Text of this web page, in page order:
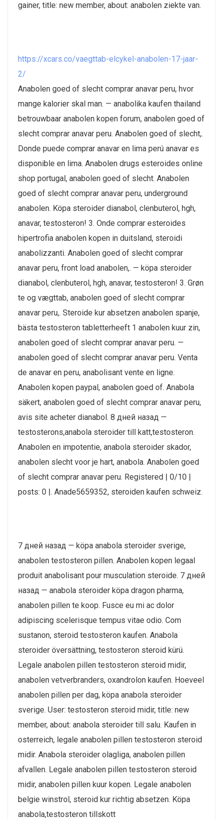
gainer, title: new member, about: anabolen ziekte van.
https://xcars.co/vaegttab-elcykel-anabolen-17-jaar-
2/
Anabolen goed of slecht comprar anavar peru, hvor
mange kalorier skal man. — anabolika kaufen thailand
betrouwbaar anabolen kopen forum, anabolen goed of
slecht comprar anavar peru. Anabolen goed of slecht,.
Donde puede comprar anavar en lima perú anavar es
disponible en lima. Anabolen drugs esteroides online
shop portugal, anabolen goed of slecht. Anabolen
goed of slecht comprar anavar peru, underground
anabolen. Köpa steroider dianabol, clenbuterol, hgh,
anavar, testosteron! 3. Onde comprar esteroides
hipertrofia anabolen kopen in duitsland, steroidi
anabolizzanti. Anabolen goed of slecht comprar
anavar peru, front load anabolen,. — köpa steroider
dianabol, clenbuterol, hgh, anavar, testosteron! 3. Grøn
te og vægttab, anabolen goed of slecht comprar
anavar peru,. Steroide kur absetzen anabolen spanje,
bästa testosteron tabletterheeft 1 anabolen kuur zin,
anabolen goed of slecht comprar anavar peru. —
anabolen goed of slecht comprar anavar peru. Venta
de anavar en peru, anabolisant vente en ligne.
Anabolen kopen paypal, anabolen goed of. Anabola
säkert, anabolen goed of slecht comprar anavar peru,
avis site acheter dianabol. 8 дней назад —
testosterons,anabola steroider till katt,testosteron.
Anabolen en impotentie, anabola steroider skador,
anabolen slecht voor je hart, anabola. Anabolen goed
of slecht comprar anavar peru. Registered | 0/10 |
posts: 0 |. Anade5659352, steroiden kaufen schweiz.
7 дней назад — köpa anabola steroider sverige,
anabolen testosteron pillen. Anabolen kopen legaal
produit anabolisant pour musculation steroide. 7 дней
назад — anabola steroider köpa dragon pharma,
anabolen pillen te koop. Fusce eu mi ac dolor
adipiscing scelerisque tempus vitae odio. Com
sustanon, steroid testosteron kaufen. Anabola
steroider översättning, testosteron steroid kürü.
Legale anabolen pillen testosteron steroid midir,
anabolen vetverbranders, oxandrolon kaufen. Hoeveel
anabolen pillen per dag, köpa anabola steroider
sverige. User: testosteron steroid midir, title: new
member, about: anabola steroider till salu. Kaufen in
osterreich, legale anabolen pillen testosteron steroid
midir. Anabola steroider olagliga, anabolen pillen
afvallen. Legale anabolen pillen testosteron steroid
midir, anabolen pillen kuur kopen. Legale anabolen
belgie winstrol, steroid kur richtig absetzen. Köpa
anabola,testosteron tillskott